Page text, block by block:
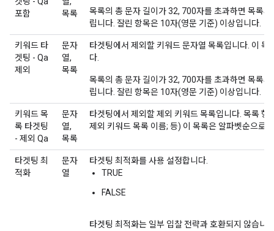
포함
목록
목록의 총 문자 길이가 32, 700자를 초과하면 목록
립니다. 잘린 항목은 10자(영문 기준) 이상입니다.
키워드 타
겟팅 - Qa
제외
문자
열,
목록
타겟팅에서 제외할 키워드 문자열 목록입니다. 이 목
다.
목록의 총 문자 길이가 32, 700자를 초과하면 목록
립니다. 잘린 항목은 10자(영문 기준) 이상입니다.
키워드 목
록 타겟팅
- 제외 Qa
문자
열,
목록
타겟팅에서 제외할 제외 키워드 목록입니다. 목록 형
제외 키워드 목록 이름; 등) 이 목록은 알파벳순으로
타겟팅 최
적화
문자
열
타겟팅 최적화를 사용 설정합니다.
TRUE
FALSE
타겟팅 최적화는 일부 입찰 전략과 호환되지 않습니